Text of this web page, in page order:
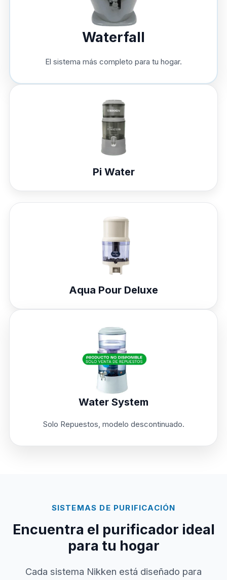
Waterfall
El sistema más completo para tu hogar.
Pi Water
Aqua Pour Deluxe
Water System
Solo Repuestos, modelo descontinuado.
SISTEMAS DE PURIFICACIÓN
Encuentra el purificador ideal
para tu hogar
Cada sistema Nikken está diseñado para